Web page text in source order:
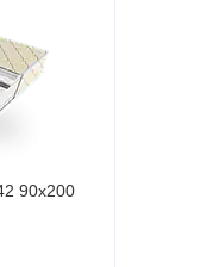
90х200